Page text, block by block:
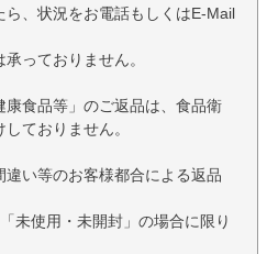
ら、状況をお電話もしくはE-Mail
っておりません。
食品等」のご返品は、食品衛
ておりません。
い等のお客様都合による返品
未使用・未開封」の場合に限り